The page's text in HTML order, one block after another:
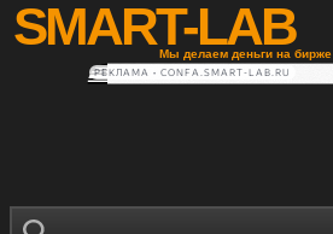
SMART-LAB
Мы делаем деньги на бирже
РЕКЛАМА • CONFA.SMART-LAB.RU